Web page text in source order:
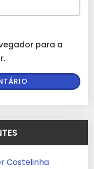
para a
Costelinha